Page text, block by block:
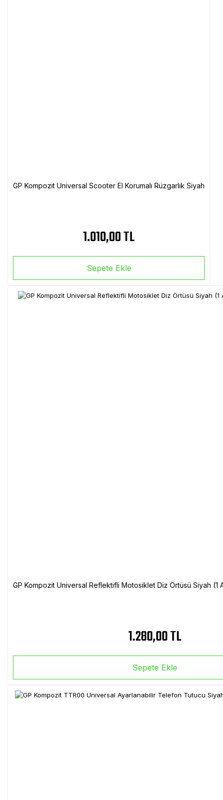
GP Kompozit Universal Scooter El Korumalı Rüzgarlık Siyah
1.010,00 TL
Sepete Ekle
GP Kompozit Universal Reflektifli Motosiklet Diz Örtüsü Siyah
1.280,00 TL
Sepete Ekle